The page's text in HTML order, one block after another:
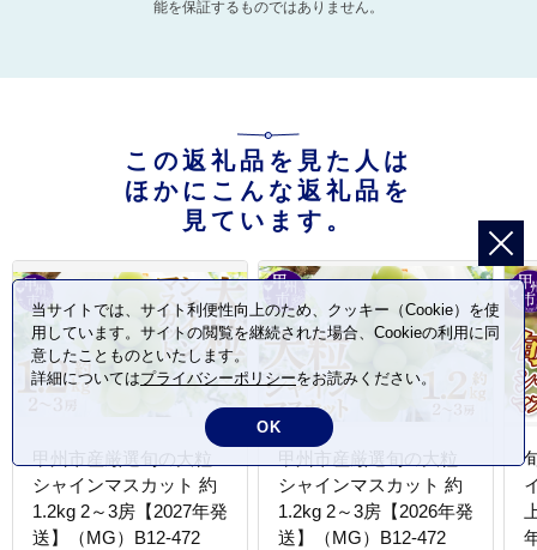
能を保証するものではありません。
この返礼品を見た人は
ほかにこんな返礼品を
見ています。
甲州市産厳選旬の大粒
シャインマスカット 約
1.2kg 2～3房【2027年発
送】（MG）B12-472
甲州市産厳選旬の大粒
シャインマスカット 約
1.2kg 2～3房【2026年発
送】（MG）B12-472
当サイトでは、サイト利便性向上のため、クッキー（Cookie）を使
用しています。サイトの閲覧を継続された場合、Cookieの利用に同
意したことものといたします。
詳細についてはプライバシーポリシーをお読みください。
OK